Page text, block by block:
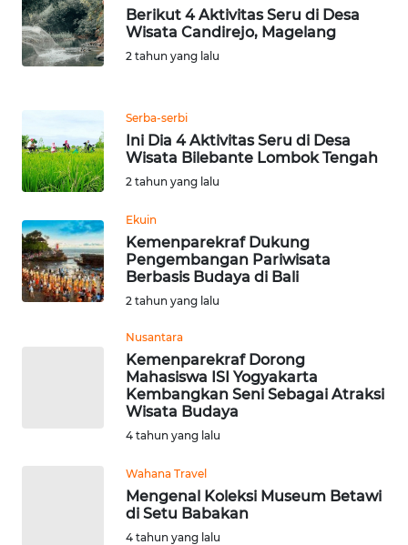
Berikut 4 Aktivitas Seru di Desa
Wisata Candirejo, Magelang
2 tahun yang lalu
Serba-serbi
Ini Dia 4 Aktivitas Seru di Desa
Wisata Bilebante Lombok Tengah
2 tahun yang lalu
Ekuin
Kemenparekraf Dukung
Pengembangan Pariwisata
Berbasis Budaya di Bali
2 tahun yang lalu
Nusantara
Kemenparekraf Dorong
Mahasiswa ISI Yogyakarta
Kembangkan Seni Sebagai Atraksi
Wisata Budaya
4 tahun yang lalu
Wahana Travel
Mengenal Koleksi Museum Betawi
di Setu Babakan
4 tahun yang lalu
OPINI
EDITORIAL
Informasi
INDEKS
BERITA
KONTAK
KAMI
INFO
IKLAN